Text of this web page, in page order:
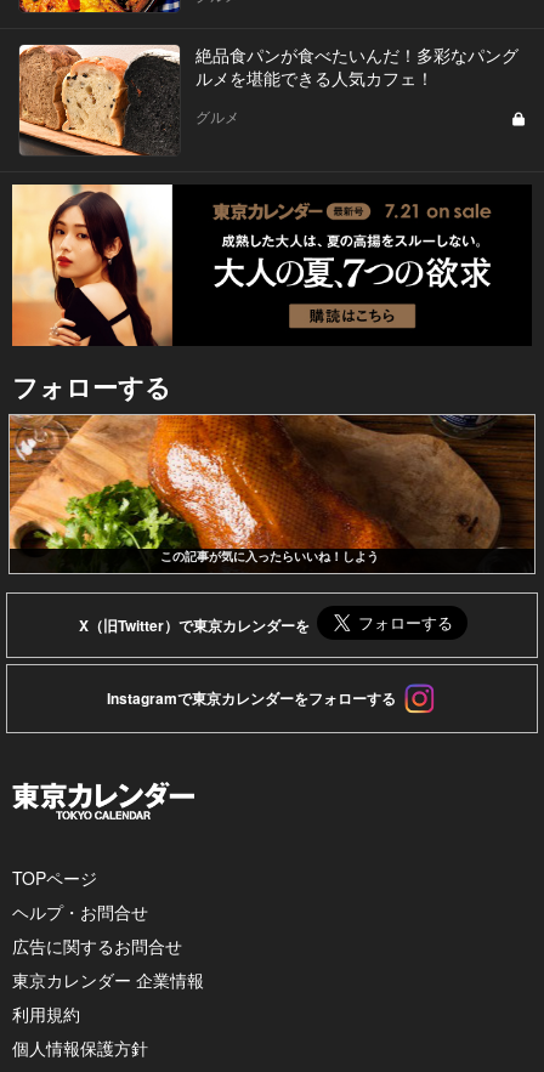
絶品食パンが食べたいんだ！多彩なパング
ルメを堪能できる人気カフェ！
グルメ
フォローする
この記事が気に入ったらいいね！しよう
X（旧Twitter）で東京カレンダーを
Instagramで東京カレンダーをフォローする
TOPページ
ヘルプ・お問合せ
広告に関するお問合せ
東京カレンダー 企業情報
利用規約
個人情報保護方針